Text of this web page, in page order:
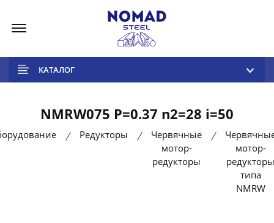
КАТАЛОГ
NMRW075 P=0.37 n2=28 i=50
Редукторы
Червячные
мотор-
редукторы
мотор-
редукторы
типа
NMRW